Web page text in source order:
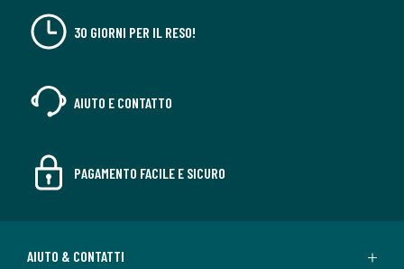
30 GIORNI PER IL RESO!
AIUTO E CONTATTO
PAGAMENTO FACILE E SICURO
AIUTO & CONTATTI